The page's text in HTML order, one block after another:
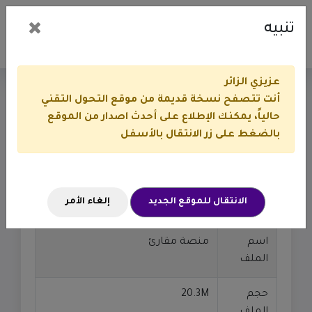
منصة مقارئ
اسم
الملف
منصة مقارئ
حجم
20.3M
تنبيه
عزيزي الزائر
أنت تتصفح نسخة قديمة من موقع التحول التقني
حالياً، يمكنك الإطلاع على أحدث اصدار من الموقع
بالضغط على زر الانتقال بالأسفل
الانتقال للموقع الجديد إلغاء الأمر